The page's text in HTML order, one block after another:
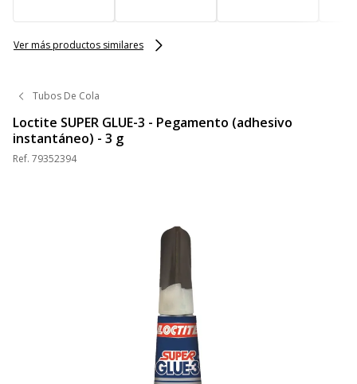
Ver más productos similares
Tubos De Cola
Loctite SUPER GLUE-3 - Pegamento (adhesivo
instantáneo) - 3 g
Ref. 79352394